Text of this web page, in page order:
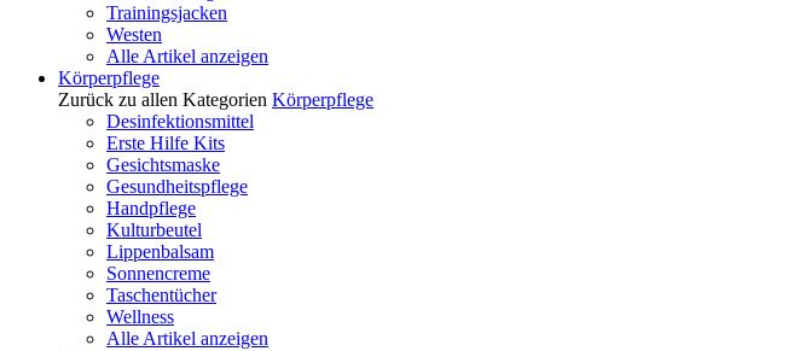
Trainingsjacken
Westen
Alle Artikel anzeigen
Körperpflege
Zurück zu allen Kategorien Körperpflege
Desinfektionsmittel
Erste Hilfe Kits
Gesichtsmaske
Gesundheitspflege
Handpflege
Kulturbeutel
Lippenbalsam
Sonnencreme
Taschentücher
Wellness
Alle Artikel anzeigen